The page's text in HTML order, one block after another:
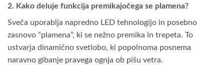
2. Kako deluje funkcija premikajočega se plamena?
Sveča uporablja napredno LED tehnologijo in posebno
zasnovo “plamena”, ki se nežno premika in trepeta. To
ustvarja dinamično svetlobo, ki popolnoma posnema
naravno gibanje pravega ognja ob pišu vetra.